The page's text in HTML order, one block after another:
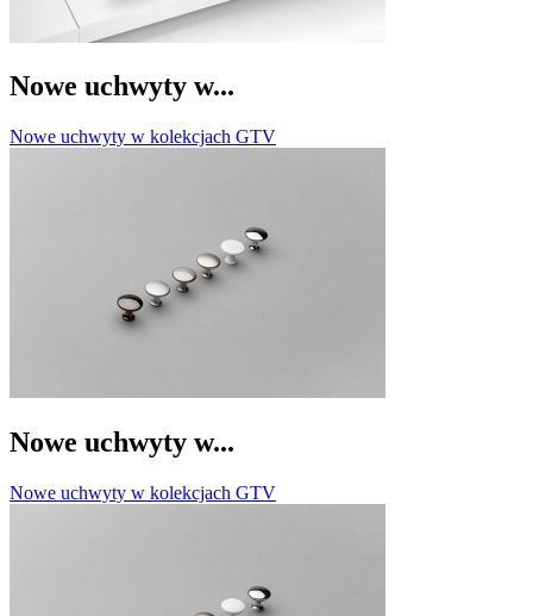
Nowe uchwyty w...
Nowe uchwyty w kolekcjach GTV
Nowe uchwyty w...
Nowe uchwyty w kolekcjach GTV